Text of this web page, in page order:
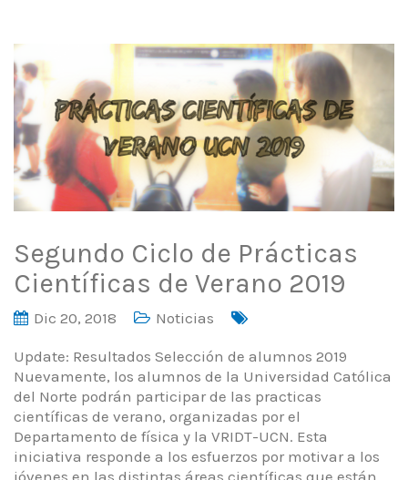
Segundo Ciclo de Prácticas
Científicas de Verano 2019
Dic 20, 2018 Noticias
Update: Resultados Selección de alumnos 2019
Nuevamente, los alumnos de la Universidad Católica
del Norte podrán participar de las practicas
científicas de verano, organizadas por el
Departamento de física y la VRIDT-UCN. Esta
iniciativa responde a los esfuerzos por motivar a los
jóvenes en las distintas áreas científicas que están